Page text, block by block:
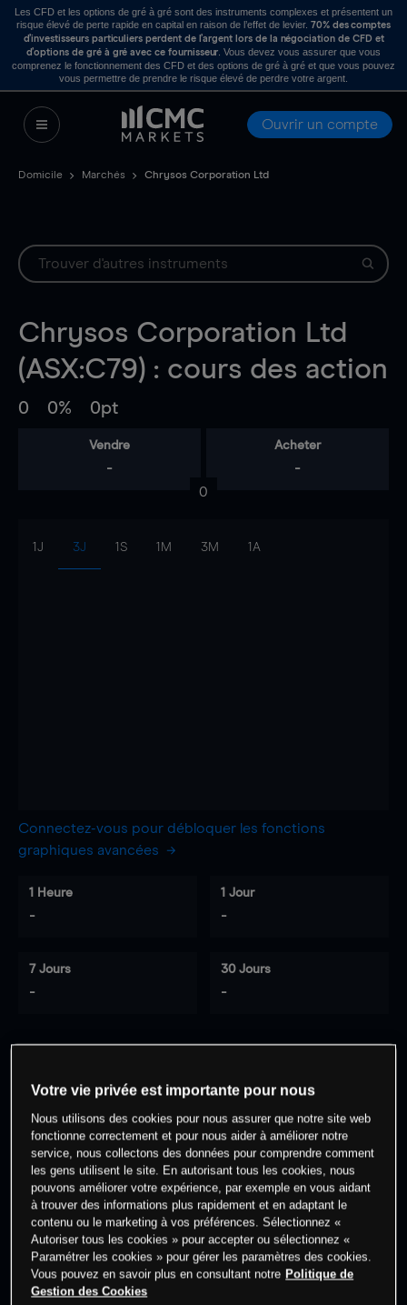
Les CFD et les options de gré à gré sont des instruments complexes et présentent un
risque élevé de perte rapide en capital en raison de l’effet de levier. 70% des comptes
d’investisseurs particuliers perdent de l’argent lors de la négociation de CFD et
d’options de gré à gré avec ce fournisseur . Vous devez vous assurer que vous
comprenez le fonctionnement des CFD et des options de gré à gré et que vous pouvez
vous permettre de prendre le risque élevé de perdre votre argent.
Ouvrir un compte
Domicile Marchés Chrysos Corporation Ltd
Chrysos Corporation Ltd
(ASX:C79) : cours des action
0 0% 0pt
Vendre
-
Acheter
-
0
1J 3J 1S 1M 3M 1A
Connectez-vous pour débloquer les fonctions
graphiques avancées
1 Heure
-
1 Jour
-
7 Jours
-
30 Jours
-
cet actif
Commencez à trader
Les prix sont indicatifs.Connectez-vous pour voir les
dernières données du marché.
Votre vie privée est importante pour nous
Nous utilisons des cookies pour nous assurer que notre site web
fonctionne correctement et pour nous aider à améliorer notre
service, nous collectons des données pour comprendre comment
les gens utilisent le site. En autorisant tous les cookies, nous
pouvons améliorer votre expérience, par exemple en vous aidant
à trouver des informations plus rapidement et en adaptant le
contenu ou le marketing à vos préférences. Sélectionnez «
Autoriser tous les cookies » pour accepter ou sélectionnez «
Paramétrer les cookies » pour gérer les paramètres des cookies.
Vous pouvez en savoir plus en consultant notre Politique de
Gestion des Cookies